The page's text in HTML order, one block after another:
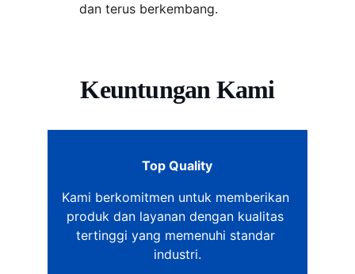
dan terus berkembang.
Keuntungan Kami
Kami berkomitmen untuk memberikan
produk dan layanan dengan kualitas
tertinggi yang memenuhi standar
industri.
Top Quality